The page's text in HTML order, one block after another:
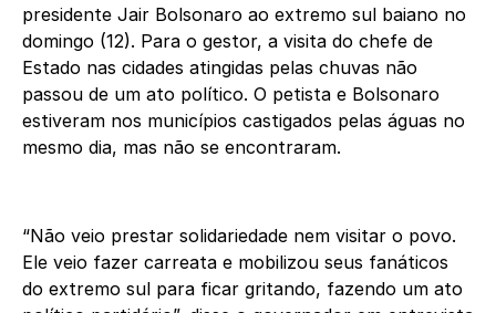
presidente Jair Bolsonaro ao extremo sul baiano no
domingo (12). Para o gestor, a visita do chefe de
Estado nas cidades atingidas pelas chuvas não
passou de um ato político. O petista e Bolsonaro
estiveram nos municípios castigados pelas águas no
mesmo dia, mas não se encontraram.
“Não veio prestar solidariedade nem visitar o povo.
Ele veio fazer carreata e mobilizou seus fanáticos
do extremo sul para ficar gritando, fazendo um ato